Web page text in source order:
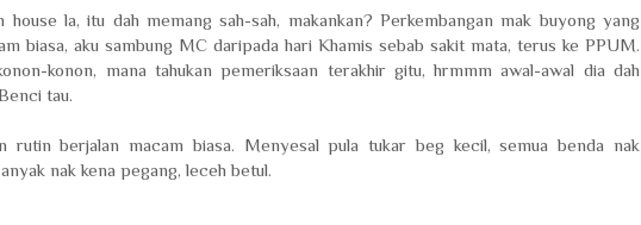
la, itu dah memang sah-sah, makankan? Perkembangan mak buyong yang
biasa, aku sambung MC daripada hari Khamis sebab sakit mata, terus ke PPUM.
konon, mana tahukan pemeriksaan terakhir gitu, hrmmm awal-awal dia dah
tau.
rutin berjalan macam biasa. Menyesal pula tukar beg kecil, semua benda nak
nak kena pegang, leceh betul.